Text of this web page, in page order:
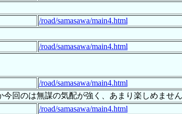
/road/samasawa/main4.html
/road/samasawa/main4.html
/road/samasawa/main4.html
回のは無謀の気配が強く、あまり楽しめません
/road/samasawa/main4.html